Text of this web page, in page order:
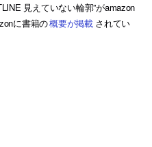
見えていない輪郭”がamazon
に書籍の概要が掲載 されてい